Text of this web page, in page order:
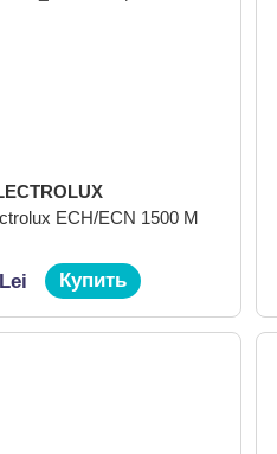
ECH/ECN 1500 M
Купить